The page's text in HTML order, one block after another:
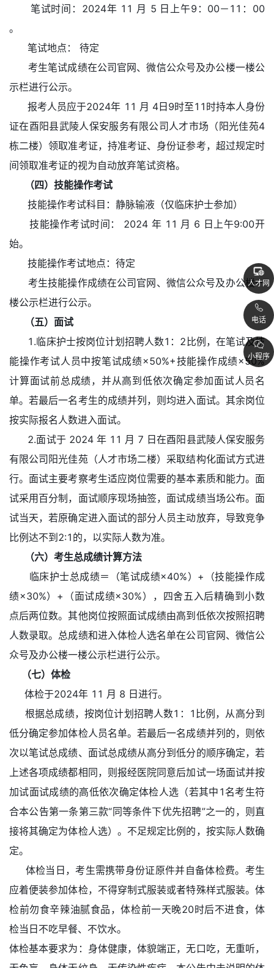
笔试时间：2024年 11 月 5 日上午9：00－11：00
。
笔试地点： 待定
考生笔试成绩在公司官网、微信公众号及办公楼一楼公
示栏进行公示。
报考人员应于2024年 11 月 4日9时至11时持本人身份
证在酉阳县武陵人保安服务有限公司人才市场（阳光佳苑4
栋二楼）领取准考证，持准考证、身份证参考，超过规定时
间领取准考证的视为自动放弃笔试资格。
（四）技能操作考试
技能操作考试科目：静脉输液（仅临床护士参加）
技能操作考试时间： 2024 年 11 月 6 日上午9:00开
始。
技能操作考试地点：待定
考生技能操作成绩在公司官网、微信公众号及办公楼一
楼公示栏进行公示。
（五）面试
1.临床护士按岗位计划招聘人数1：2比例，在笔试及技
能操作考试人员中按笔试成绩×50%+技能操作成绩×50%
计算面试前总成绩，并从高到低依次确定参加面试人员名
单。若最后一名考生的成绩并列，则均进入面试。其余岗位
按实际报名人数进入面试。
2.面试于 2024 年 11 月 7 日在酉阳县武陵人保安服务
有限公司阳光佳苑（人才市场二楼）采取结构化面试方式进
行。面试主要考察考生适应岗位需要的基本素质和能力。面
试采用百分制，面试顺序现场抽签，面试成绩当场公布。面
试当天，若原确定进入面试的部分人员主动放弃，导致竞争
比例达不到2:1的，以实际人数为准。
（六）考生总成绩计算方法
临床护士总成绩＝（笔试成绩×40%）+（技能操作成
绩×30%）+（面试成绩×30%），四舍五入后精确到小数
点后两位数。其他岗位按照面试成绩由高到低依次按照招聘
人数录取。总成绩和进入体检人选名单在公司官网、微信公
众号及办公楼一楼公示栏进行公示。
（七）体检
体检于2024年 11 月 8 日进行。
根据总成绩，按岗位计划招聘人数1：1比例，从高分到
低分确定参加体检人员名单。若最后一名成绩并列的，则依
次以笔试总成绩、面试总成绩从高分到低分的顺序确定，若
上述各项成绩都相同，则报经医院同意后加试一场面试并按
加试面试成绩的高低依次确定体检人选（若其中1名考生符
合本公告第一条第三款“同等条件下优先招聘”之一的，则直
接将其确定为体检人选）。不足规定比例的，按实际人数确
定。
体检当日，考生需携带身份证原件并自备体检费。考生
应着便装参加体检，不得穿制式服装或者特殊样式服装。体
检前勿食辛辣油腻食品，体检前一天晚20时后不进食，体
检当日不吃早餐、不饮水。
体检基本要求为：身体健康，体貌端正，无口吃，无重听，
人才网
电话
小程序